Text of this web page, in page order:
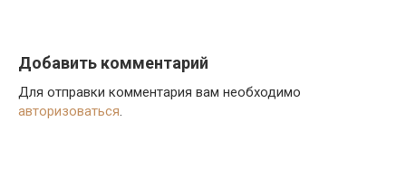
Добавить комментарий
Для отправки комментария вам необходимо
авторизоваться.